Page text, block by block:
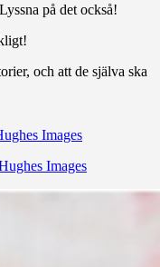
på det också!
och att de själva ska